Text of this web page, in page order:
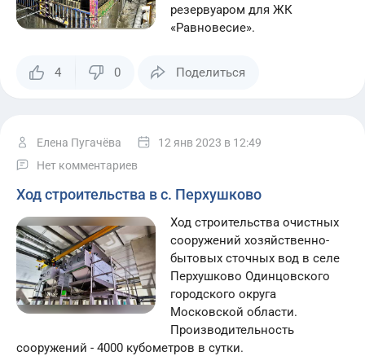
резервуаром для ЖК
«Равновесие».
4 0 Поделиться
Елена Пугачёва 12 янв 2023 в 12:49
Нет комментариев
Ход строительства в с. Перхушково
Ход строительства очистных
сооружений хозяйственно-
бытовых сточных вод в селе
Перхушково Одинцовского
городского округа
Московской области.
Производительность
сооружений - 4000 кубометров в сутки.